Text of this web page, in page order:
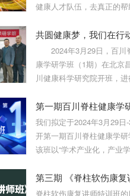
健康人才队伍，去真正的
一批有健康学思想，健康
康技术的人才，才能领导
的健康革命，才能完整地
产业和建设健康中国。而
的培养和遴选一批有思想
化、有技术的脊柱健康人
2024年3月29日，百川
康学研学班（1期）在北京
川健康科学研究院开班，
结束。学员们为实现健康
到这里，为推进健康事业
进。
第一期百川脊柱健康学
我们拟定于2024年3月29日
开第一期百川脊柱健康学
该班以“学术产业化，产业
的建设完善”、“脊柱健康人
需培养”和“脊柱健康产业的
脊柱软伤康复讲师特训班